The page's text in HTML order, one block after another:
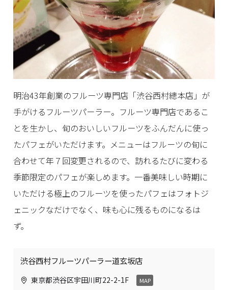
明治43年創業のフルーツ専門店「渋谷西村總本店」が
手がけるフルーツパーラー。フルーツ専門店であるこ
とを生かし、旬のおいしいフルーツをふんだんに使っ
たパフェがいただけます。メニューはフルーツの旬に
合わせて年７回変更されるので、訪れるたびに変わる
季節限定のパフェが楽しめます。一番美味しい時期に
いただける極上のフルーツを使ったパフェはフォトジ
ェニックなだけでなく、味も心に残るものになるは
ず。
渋谷西村フルーツパーラー道玄坂店
東京都渋谷区宇田川町22-2-1F MAP